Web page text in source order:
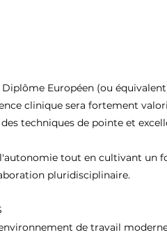
Européen (ou
clinique sera fortement
techniques de pointe et
tout en cultivant un
pluridisciplinaire.
de travail